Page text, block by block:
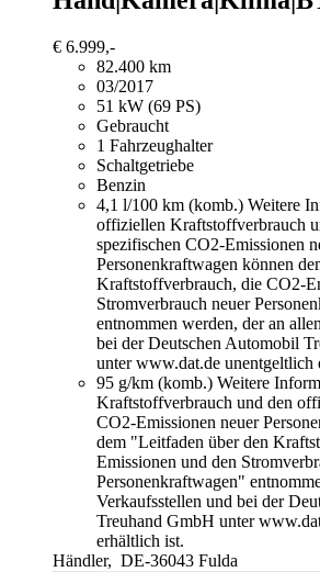
€ 6.999,-
82.400 km
03/2017
51 kW (69 PS)
Gebraucht
1 Fahrzeughalter
Schaltgetriebe
Benzin
4,1 l/100 km (komb.) Weitere
offiziellen Kraftstoffverbrauch
spezifischen CO2-Emissionen
Personenkraftwagen können
Kraftstoffverbrauch, die CO2-
Stromverbrauch neuer
entnommen werden, der an
bei der Deutschen Automobil
unter www.dat.de unentgeltlich
95 g/km (komb.) Weitere
Kraftstoffverbrauch und den
CO2-Emissionen neuer
dem "Leitfaden über den
Emissionen und den
Personenkraftwagen"
Verkaufsstellen und bei der
Treuhand GmbH unter
erhältlich ist.
Händler, DE-36043 Fulda